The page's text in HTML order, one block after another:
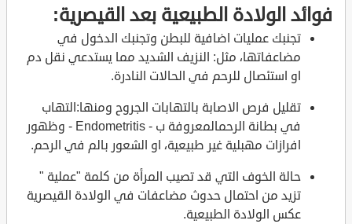
فوائد الولادة الطبيعية بعد القيصرية:
تجنبك عمليات اضافية للبطن وتجنبك الدخول في
مضاعفاتها، مثل: النزيف الشديد مما يستدعي نقل دم
او استئصال للرحم في الحالات النادرة.
تقليل فرص الاصابة بالتهابات الجروح ومنها:التهاب
في بطانة الرحمالمعروفة ب - Endometritis - وظهور
افرازات مهبلية غير طبيعية، او الشعور بالم في الرحم.
حالة الخوف التي قد تصيب المرأة من كلمة "عملية "
تزيد من احتمال حدوث مضاعفات في الولادة القيصرية
عكس الولادة الطبيعية.